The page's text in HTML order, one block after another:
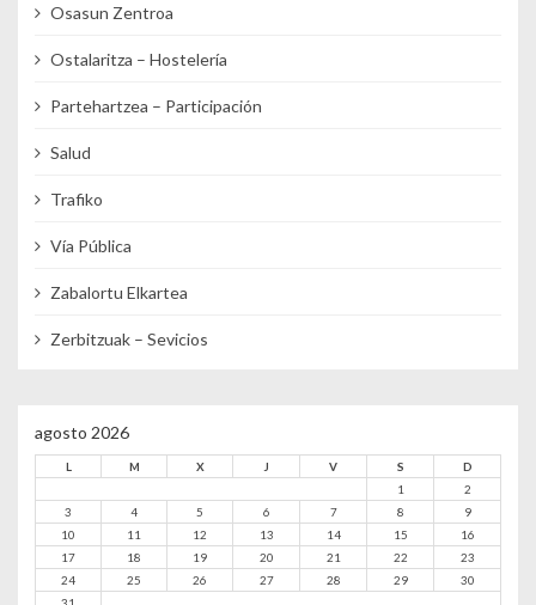
Osasun Zentroa
Ostalaritza – Hostelería
Partehartzea – Participación
Salud
Trafiko
Vía Pública
Zabalortu Elkartea
Zerbitzuak – Sevicios
agosto 2026
L M X J V S
D
1
2
3
4 5 6 7 8
9
10
11 12 13 14 15
16
17
18 19 20 21 22
23
24
25 26 27 28 29
30